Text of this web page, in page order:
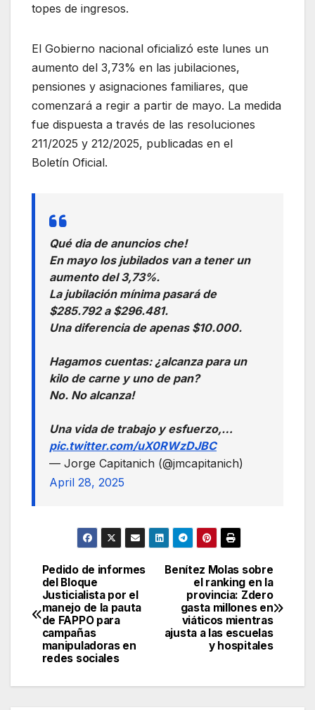
topes de ingresos.
El Gobierno nacional oficializó este lunes un
aumento del 3,73% en las jubilaciones,
pensiones y asignaciones familiares, que
comenzará a regir a partir de mayo. La medida
fue dispuesta a través de las resoluciones
211/2025 y 212/2025, publicadas en el
Boletín Oficial.
Qué dia de anuncios che!
En mayo los jubilados van a tener un
aumento del 3,73%.
La jubilación mínima pasará de
$285.792 a $296.481.
Una diferencia de apenas $10.000.
Hagamos cuentas: ¿alcanza para un
kilo de carne y uno de pan?
No. No alcanza!
Una vida de trabajo y esfuerzo,…
pic.twitter.com/uX0RWzDJBC
— Jorge Capitanich (@jmcapitanich)
April 28, 2025
Navegación
de
entradas
Benítez Molas sobre
el ranking en la
provincia: Zdero
gasta millones en
viáticos mientras
ajusta a las escuelas
y hospitales
Pedido de informes
del Bloque
Justicialista por el
manejo de la pauta
de FAPPO para
campañas
manipuladoras en
redes sociales